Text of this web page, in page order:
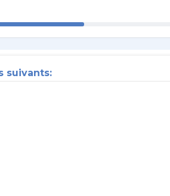
suivants: